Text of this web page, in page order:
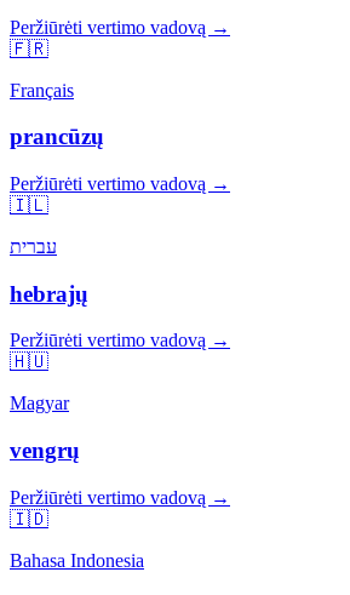
Peržiūrėti vertimo vadovą →
🇫🇷
Français
prancūzų
Peržiūrėti vertimo vadovą →
🇮🇱
עברית
hebrajų
Peržiūrėti vertimo vadovą →
🇭🇺
Magyar
vengrų
Peržiūrėti vertimo vadovą →
🇮🇩
Bahasa Indonesia